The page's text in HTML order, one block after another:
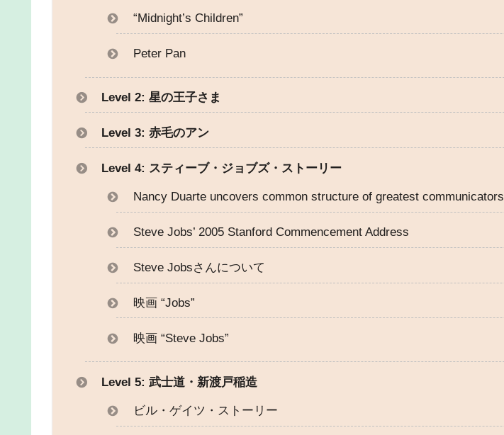
“Midnight’s Children”
Peter Pan
Level 2: 星の王子さま
Level 3: 赤毛のアン
Level 4: スティーブ・ジョブズ・ストーリー
Nancy Duarte uncovers common structure of greatest communicators
Steve Jobs’ 2005 Stanford Commencement Address
Steve Jobsさんについて
映画 “Jobs”
映画 “Steve Jobs”
Level 5: 武士道・新渡戸稲造
ビル・ゲイツ・ストーリー